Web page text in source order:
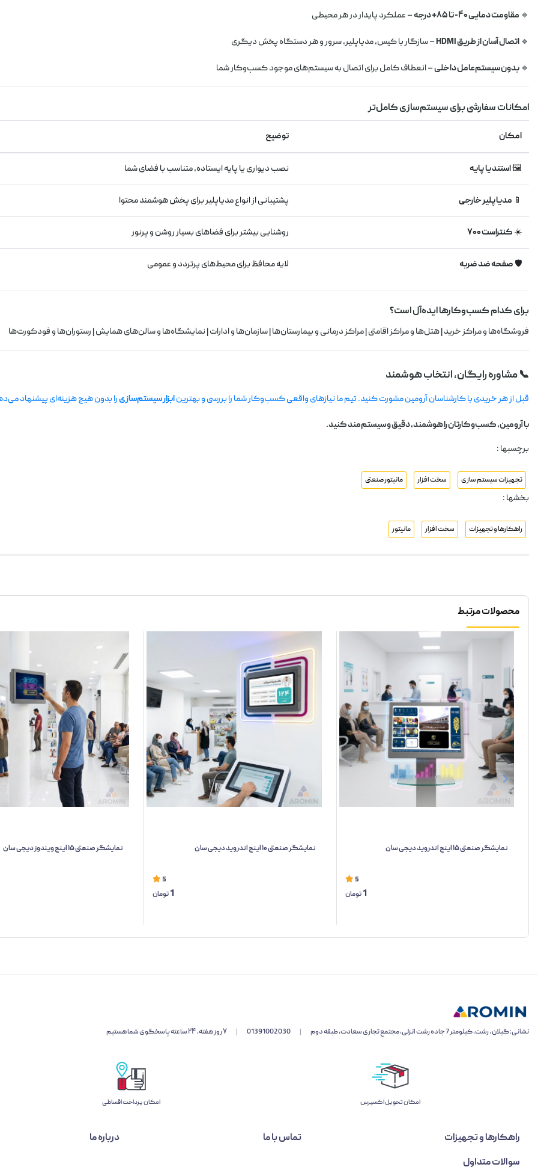
🔹 مقاومت دمایی ۴۰- تا ۸۵+ درجه – عملکرد پایدار در هر محیطی
🔹 اتصال آسان از طریق HDMI – سازگار با کیس، مدیاپلیر، سرور و هر دستگاه پخش دیگری
🔹 بدون سیستم‌عامل داخلی– انعطاف کامل برای اتصال به سیستم‌های موجود کسب‌وکار شما
امکانات سفارشی برای سیستم‌سازی کامل‌تر
امکان توضیح
🖼️استند یا پایه نصب دیواری یا پایه ایستاده، متناسب با فضای شما
📱 مدیاپلیر خارجی پشتیبانی از انواع مدیاپلیر برای پخش هوشمند محتوا
☀️ کنتراست ۷۰۰ روشنایی بیشتر برای فضاهای بسیار روشن و پرنور
🛡️ صفحه ضد ضربه لایه محافظ برای محیط‌های پرتردد و عمومی
برای کدام کسب‌وکارها ایده‌آل است؟
فروشگاه‌ها و مراکز خرید | هتل‌ها و مراکز اقامتی | مراکز درمانی و بیمارستان‌ها | سازمان‌ها و ادارات | نمایشگاه‌ها و سالن‌های همایش | رستوران‌ها و فودکورت‌ها
📞 مشاوره رایگان، انتخاب هوشمند
قبل از هر خریدی با کارشناسان آرومین مشورت کنید. تیم ما نیازهای واقعی کسب‌وکار شما را بررسی و بهترینابزار سیستم‌سازیرا بدون هیچ هزینه‌ای پیشنهاد
با آرومین، کسب‌وکارتان را هوشمند، دقیق و سیستم‌مند کنید.
برچسبها :
تجهیزات سیستم سازی سخت افزار مانیتور صنعتی
بخشها :
راهکارها و تجهیزات سخت افزار مانیتور
محصولات مرتبط
نمایشگر صنعتی ۱۵ اینچ اندروید دیجی سان
5
1 تومان
نمایشگر صنعتی ۱۰ اینچ اندروید دیجی سان
5
1تومان
نمایشگر صنعتی ۱۵ اینچ ویندوز دیجی سان
نشانی: گیلان ، رشت، کیلومتر 7 جاده رشت انزلی، مجتمع تجاری سعادت، طبقه دوم |
01391002030
| ۷ روز هفته، ۲۴ ساعته پاسخگوی شما هستیم
اﻣﮑﺎن ﺗﺤﻮﯾﻞ اﮐﺴﭙﺮس امکان پرداخت اقساطی
راهکارها و تجهیزات تماس با ما
درباره ما
سوالات متداول